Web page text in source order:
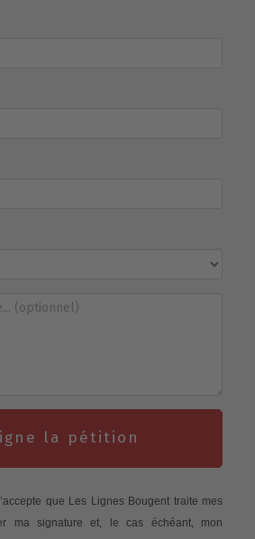
la pétition
que Les Lignes Bougent traite mes
ma signature et, le cas échéant, mon